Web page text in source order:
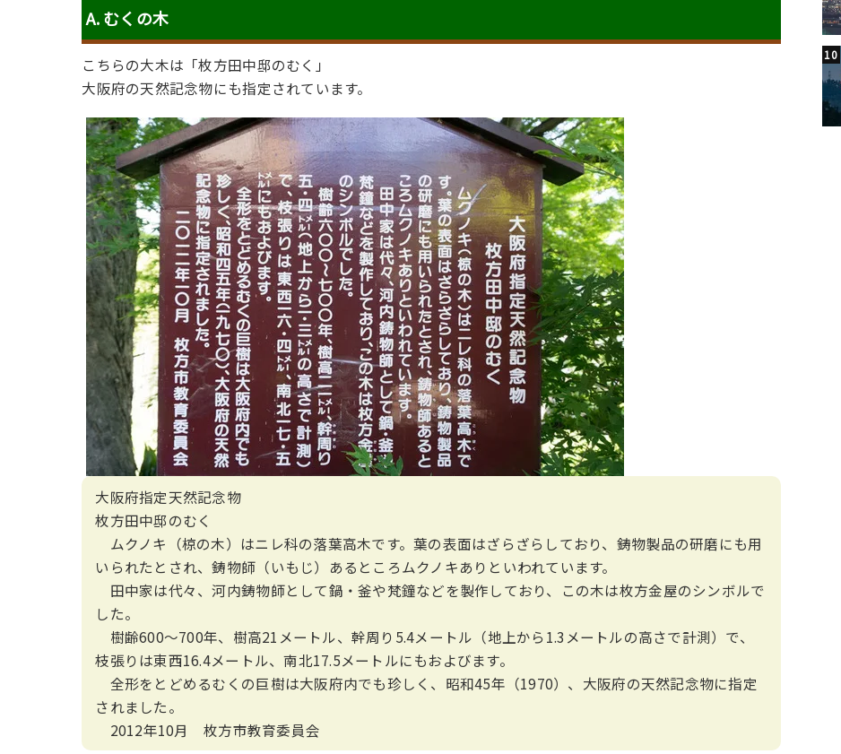
A. むくの木
こちらの大木は「枚方田中邸のむく」
大阪府の天然記念物にも指定されています。
大阪府指定天然記念物
枚方田中邸のむく
ムクノキ（椋の木）はニレ科の落葉高木です。葉の表面はざらざらしており、鋳物製品の研磨にも用
いられたとされ、鋳物師（いもじ）あるところムクノキありといわれています。
田中家は代々、河内鋳物師として鍋・釜や梵鐘などを製作しており、この木は枚方金屋のシンボルで
した。
樹齢600〜700年、樹高21メートル、幹周り5.4メートル（地上から1.3メートルの高さで計測）で、
枝張りは東西16.4メートル、南北17.5メートルにもおよびます。
全形をとどめるむくの巨樹は大阪府内でも珍しく、昭和45年（1970）、大阪府の天然記念物に指定
されました。
2012年10月 枚方市教育委員会